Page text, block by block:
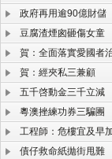
政府再用逾90億財儲
豆腐渣煙囪砸傷女童
賀：全面落實愛國者
賀：經夾私三兼顧
五千啓動金三千立減
粵澳挫練功券三騙團
工程師：危樓宜及早
債仔救命紙拋街甩難